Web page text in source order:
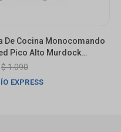
De Cocina Monocomando
Pico Alto Murdock
Brillante
$1.090
EXPRESS